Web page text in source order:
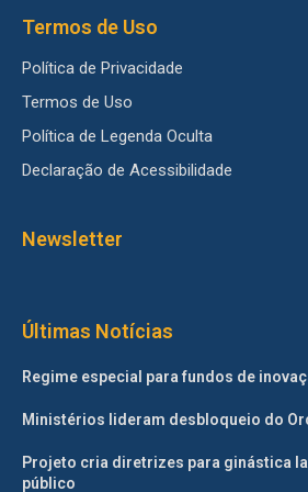
Termos de Uso
Política de Privacidade
Termos de Uso
Política de Legenda Oculta
Declaração de Acessibilidade
Newsletter
Últimas Notícias
Regime especial para fundos de
Ministérios lideram desbloqueio do
Projeto cria diretrizes para ginástica
público